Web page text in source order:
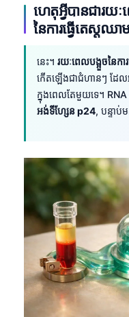
ហេតុអ្វីបានជារយ
នៃការធ្វើតេស្ត
នេះ។ រយៈពេលបង្អួចនៃកា
កើតឡើងជាជំហានៗ ដែ
ក្នុងពេលតែមួយទេ។
អង់ទីហ្សែន p24, បន្ទាប់